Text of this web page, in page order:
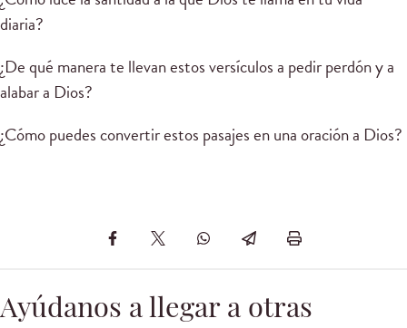
diaria?
¿De qué manera te llevan estos versículos a pedir perdón y a
alabar a Dios?
¿Cómo puedes convertir estos pasajes en una oración a Dios?
Ayúdanos a llegar a otras